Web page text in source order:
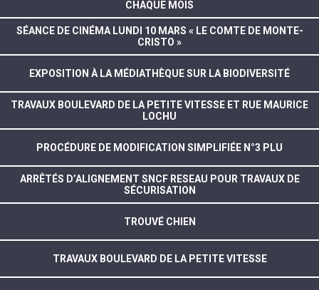
CHAQUE MOIS
SÉANCE DE CINÉMA LUNDI 10 MARS « LE COMTE DE MONTE-
CRISTO »
EXPOSITION À LA MÉDIATHÈQUE SUR LA BIODIVERSITÉ
TRAVAUX BOULEVARD DE LA PETITE VITESSE ET RUE MAURICE
LOCHU
PROCÉDURE DE MODIFICATION SIMPLIFIÉE N°3 PLU
ARRÊTÉS D’ALIGNEMENT SNCF RESEAU POUR TRAVAUX DE
SÉCURISATION
TROUVÉ CHIEN
TRAVAUX BOULEVARD DE LA PETITE VITESSE